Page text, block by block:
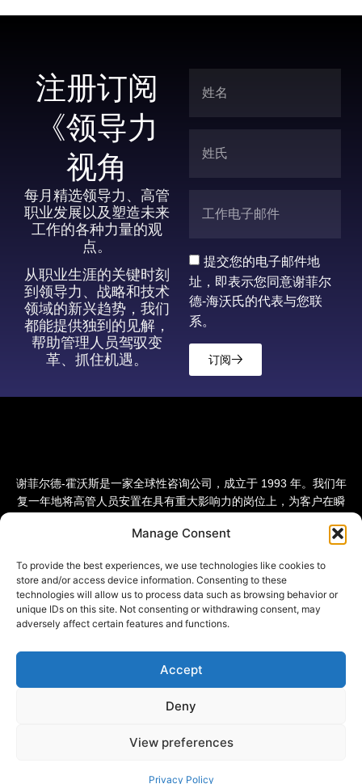
Manage Consent
To provide the best experiences, we use technologies like cookies to
store and/or access device information. Consenting to these
technologies will allow us to process data such as browsing behavior or
unique IDs on this site. Not consenting or withdrawing consent, may
adversely affect certain features and functions.
Accept
Deny
View preferences
Privacy Policy
注册订阅
《领导力
视角
每月精选领导力、高管
职业发展以及塑造未来
工作的各种力量的观
点。
从职业生涯的关键时刻
到领导力、战略和技术
领域的新兴趋势，我们
都能提供独到的见解，
帮助管理人员驾驭变
革、抓住机遇。
提交您的电子邮件地
址，即表示您同意谢菲尔
德-海沃氏的代表与您联
系。
订阅
谢菲尔德-霍沃斯是一家全球性咨询公司，成立于 1993 年。我们年
复一年地将高管人员安置在具有重大影响力的岗位上，为客户在瞬
和转型变革咨询公司。